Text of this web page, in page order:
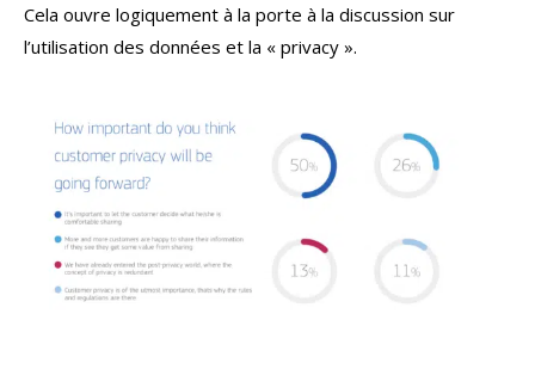
Cela ouvre logiquement à la porte à la discussion sur
l’utilisation des données et la « privacy ».